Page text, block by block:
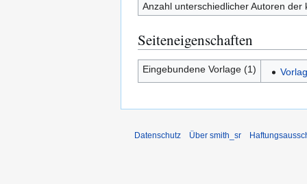
Anzahl unterschiedlicher Autoren
Seiteneigenschaften
Eingebundene Vorlage (1)
Datenschutz Über smith_sr